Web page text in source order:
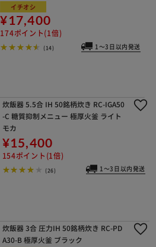
イチオシ
¥17,400
174ポイント(1倍)
(14) 1～3日以内発送
炊飯器 5.5合 IH 50銘柄炊き RC-IGA50
-C 糖質抑制メニュー 極厚火釜 ライト
モカ
¥15,400
154ポイント(1倍)
(26) 1～3日以内発送
炊飯器 3合 圧力IH 50銘柄炊き RC-PD
A30-B 極厚火釜 ブラック